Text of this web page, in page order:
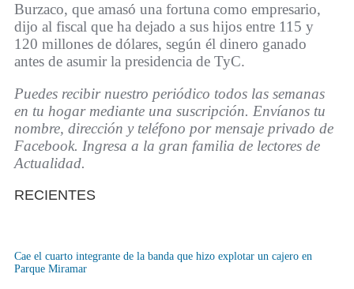
Burzaco, que amasó una fortuna como empresario,
dijo al fiscal que ha dejado a sus hijos entre 115 y
120 millones de dólares, según él dinero ganado
antes de asumir la presidencia de TyC.
Puedes recibir nuestro periódico todos las semanas
en tu hogar mediante una suscripción. Envíanos tu
nombre, dirección y teléfono por mensaje privado de
Facebook. Ingresa a la gran familia de lectores de
Actualidad.
RECIENTES
Cae el cuarto integrante de la banda que hizo explotar un cajero en
Parque Miramar